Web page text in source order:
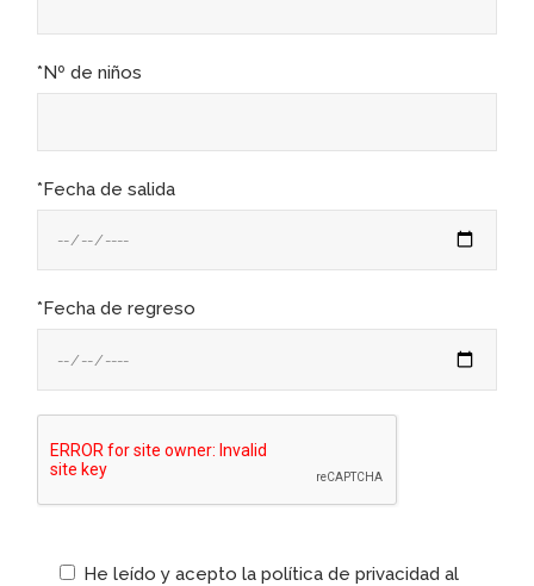
*Nº de niños
*Fecha de salida
*Fecha de regreso
He leído y acepto la política de privacidad al